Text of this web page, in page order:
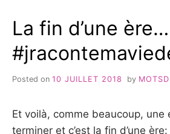
La fin d’une ère…
Posted on 10 JUILLET 2018 by
Et voilà, comme beaucoup, une
terminer et c’est la fin d’une